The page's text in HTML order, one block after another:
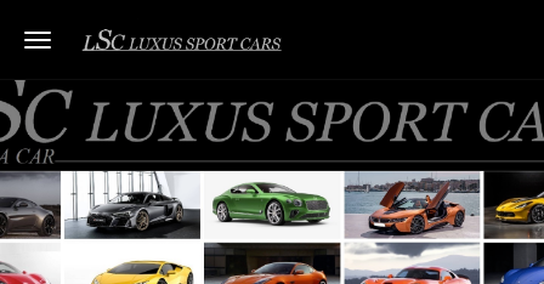
Toggle navigation